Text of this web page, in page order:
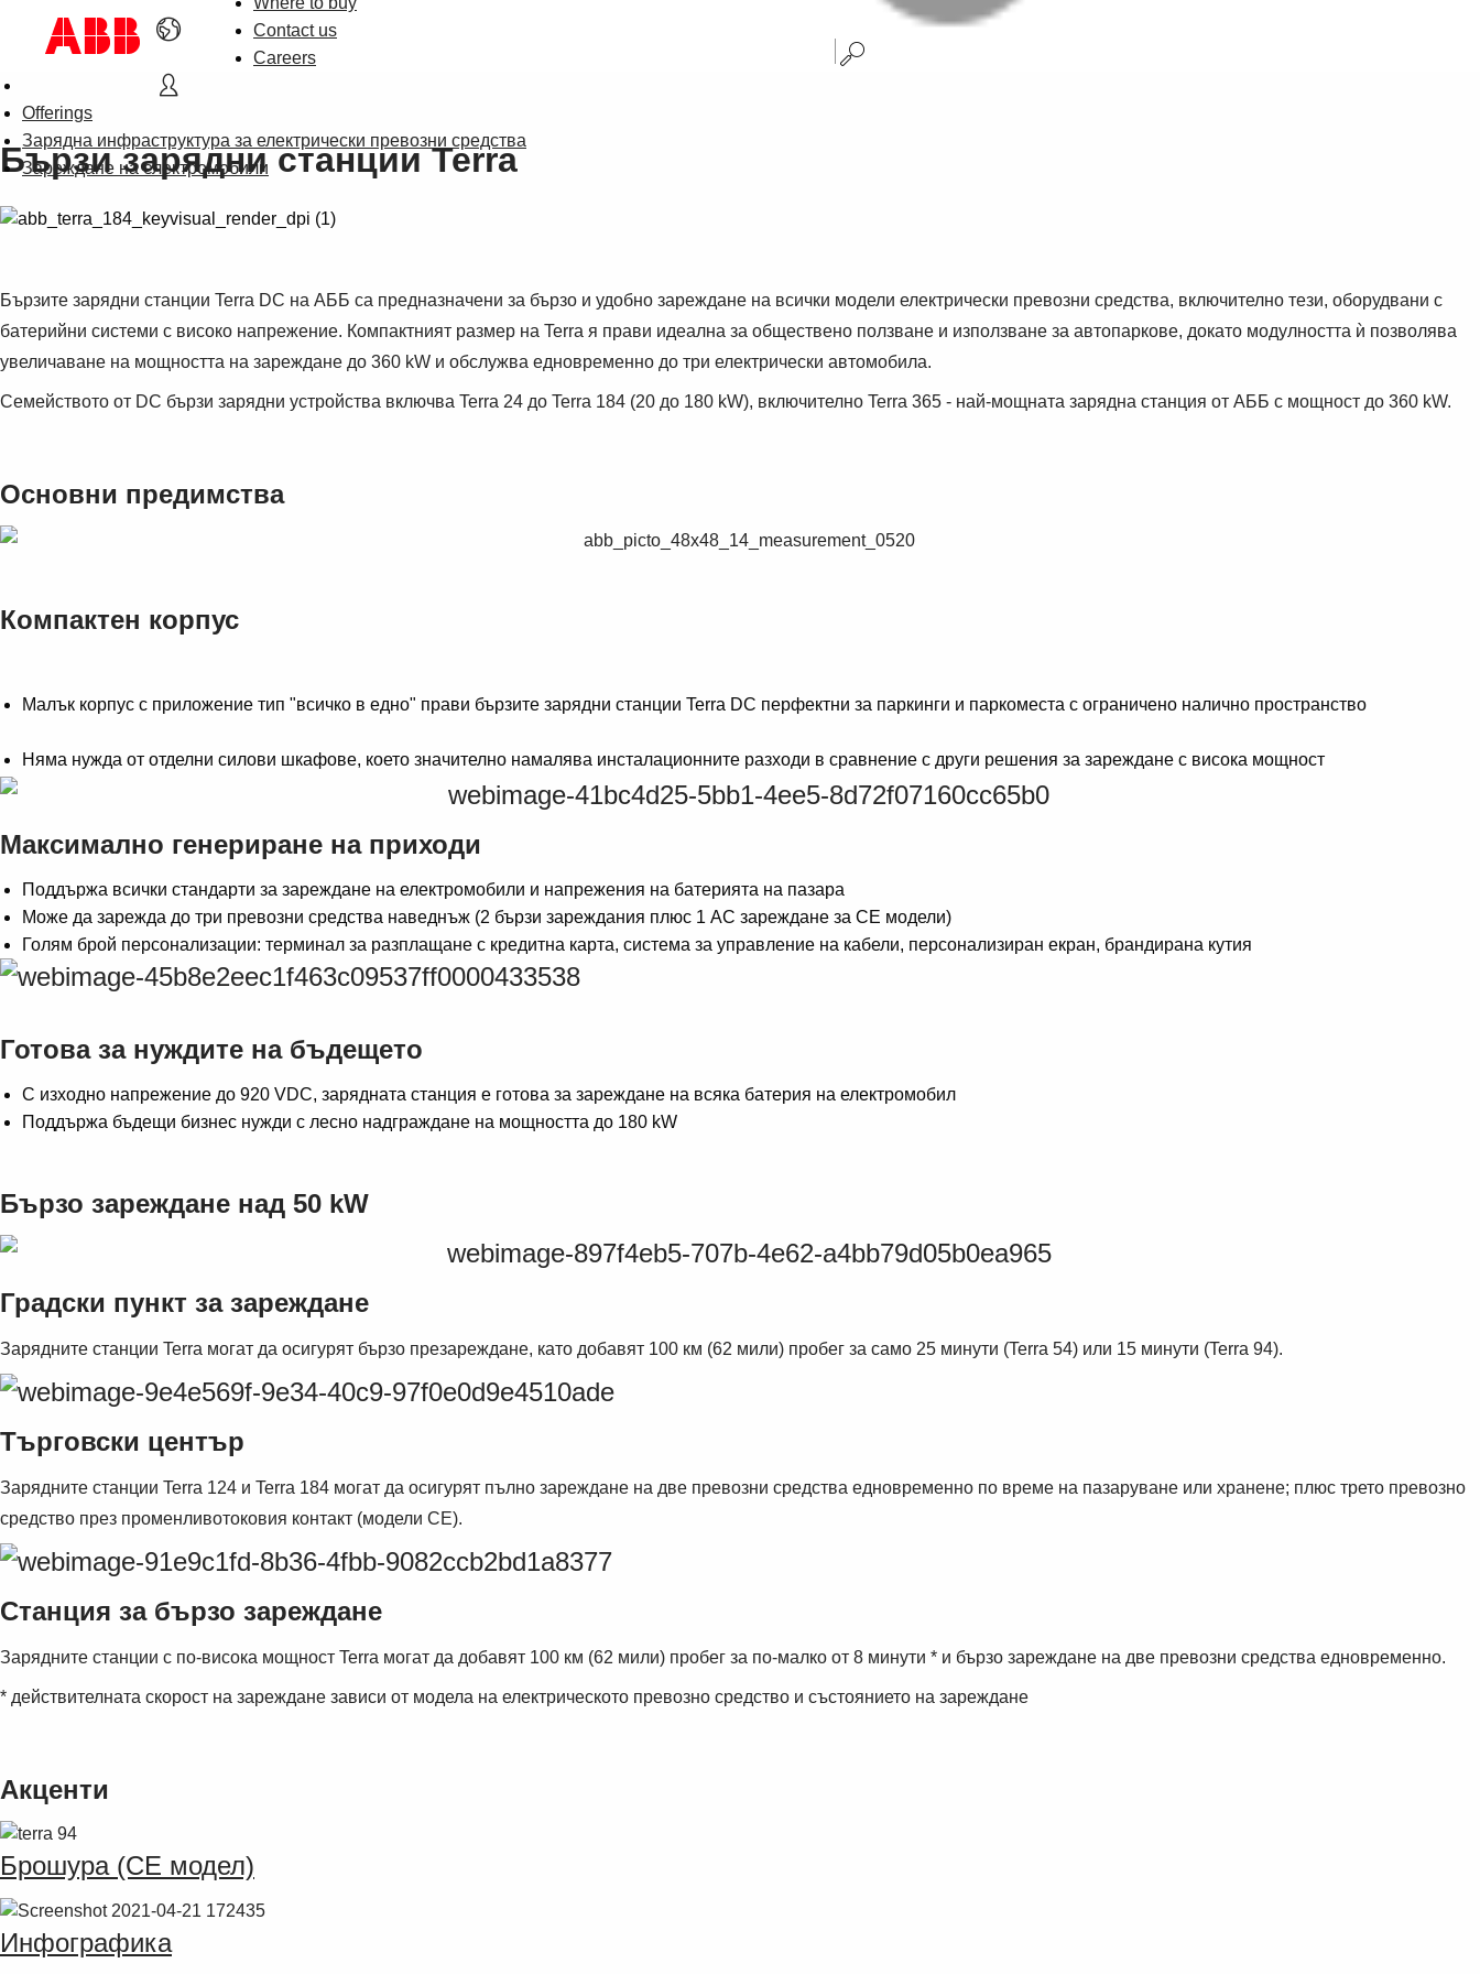
Contact us
Careers
Offerings
Зарядна инфраструктура за електрически превозни средства
Зареждане на електромобили
Бързи зарядни станции Terra
Бързите зарядни станции Terra DC на АББ са предназначени за бързо и удобно зареждане на всички модели електрически превозни средства, включително тези, оборудвани с
батерийни системи с високо напрежение. Компактният размер на Terra я прави идеална за обществено ползване и използване за автопаркове, докато модулността ѝ позволява
увеличаване на мощността на зареждане до 360 kW и обслужва едновременно до три електрически автомобила.
Семейството от DC бързи зарядни устройства включва Terra 24 до Terra 184 (20 до 180 kW), включително Terra 365 - най-мощната зарядна станция от АББ с мощност до 360 kW.
Основни предимства
Компактен корпус
Малък корпус с приложение тип "всичко в едно" прави бързите зарядни станции Terra DC перфектни за паркинги и паркоместа с ограничено налично пространство
Няма нужда от отделни силови шкафове, което значително намалява инсталационните разходи в сравнение с други решения за зареждане с висока мощност
Максимално генериране на приходи
Поддържа всички стандарти за зареждане на електромобили и напрежения на батерията на пазара
Може да зарежда до три превозни средства наведнъж (2 бързи зареждания плюс 1 AC зареждане за CE модели)
Голям брой персонализации: терминал за разплащане с кредитна карта, система за управление на кабели, персонализиран екран, брандирана кутия
Готова за нуждите на бъдещето
С изходно напрежение до 920 VDC, зарядната станция е готова за зареждане на всяка батерия на електромобил
Поддържа бъдещи бизнес нужди с лесно надграждане на мощността до 180 kW
Бързо зареждане над 50 kW
Градски пункт за зареждане
Зарядните станции Terra могат да осигурят бързо презареждане, като добавят 100 км (62 мили) пробег за само 25 минути (Terra 54) или 15 минути (Terra 94).
Търговски център
Зарядните станции Terra 124 и Terra 184 могат да осигурят пълно зареждане на две превозни средства едновременно по време на пазаруване или хранене; плюс трето превозно
средство през променливотоковия контакт (модели CE).
Станция за бързо зареждане
Зарядните станции с по-висока мощност Terra могат да добавят 100 км (62 мили) пробег за по-малко от 8 минути * и бързо зареждане на две превозни средства едновременно.
* действителната скорост на зареждане зависи от модела на електрическото превозно средство и състоянието на зареждане
Акценти
Брошура (CE модел)
Инфографика